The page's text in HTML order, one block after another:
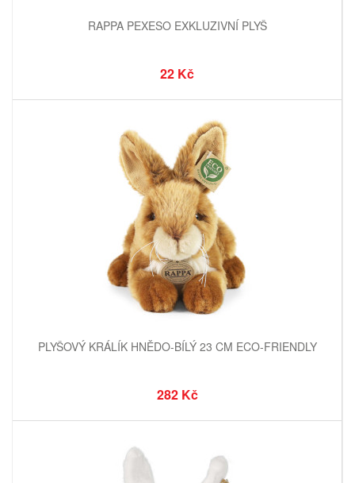
RAPPA PEXESO EXKLUZIVNÍ PLYŠ
22 Kč
PLYŠOVÝ KRÁLÍK HNĚDO-BÍLÝ 23 CM ECO-FRIENDLY
282 Kč